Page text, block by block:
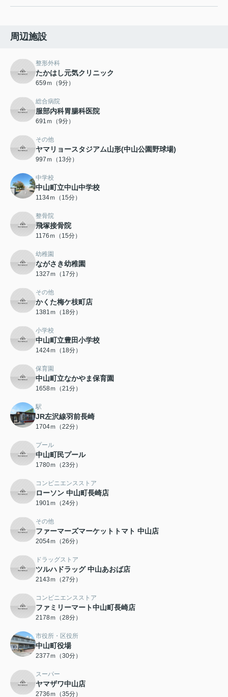
周辺施設
整形外科
たかはし元気クリニック
659ｍ（9分）
総合病院
服部内科胃腸科医院
691ｍ（9分）
その他
ヤマリョースタジアム山形(中山公園野球場)
997ｍ（13分）
中学校
中山町立中山中学校
1134ｍ（15分）
整骨院
飛塚接骨院
1176ｍ（15分）
幼稚園
ながさき幼稚園
1327ｍ（17分）
その他
かくた梅ケ枝町店
1381ｍ（18分）
小学校
中山町立豊田小学校
1424ｍ（18分）
保育園
中山町立なかやま保育園
1658ｍ（21分）
駅
JR左沢線羽前長崎
1704ｍ（22分）
プール
中山町民プール
1780ｍ（23分）
コンビニエンスストア
ローソン 中山町長崎店
1901ｍ（24分）
その他
ファーマーズマーケットトマト 中山店
2054ｍ（26分）
ドラッグストア
ツルハドラッグ 中山あおば店
2143ｍ（27分）
コンビニエンスストア
ファミリーマート中山町長崎店
2178ｍ（28分）
市役所・区役所
中山町役場
2377ｍ（30分）
スーパー
ヤマザワ中山店
2736ｍ（35分）